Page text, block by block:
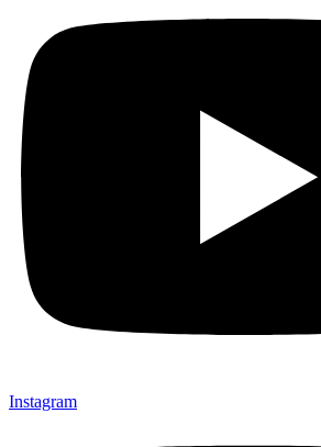
Instagram